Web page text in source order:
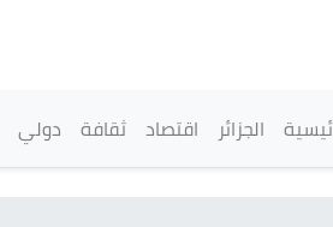
الرئيسيةالجزائر اقتصاد ثقافة دولي